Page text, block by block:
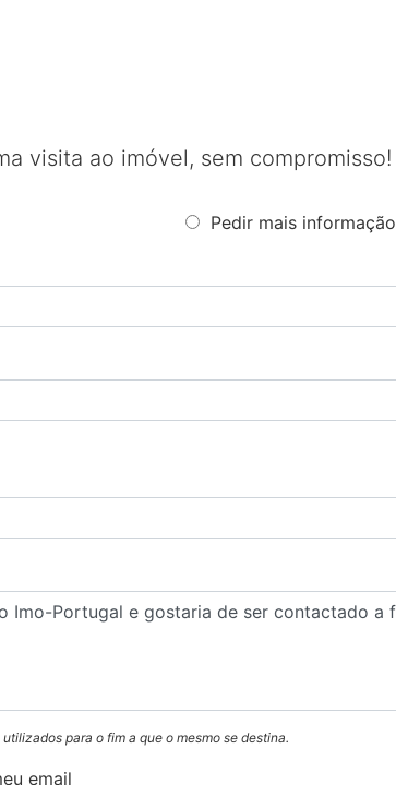
visita ao imóvel, sem compromisso!
Pedir mais informação
para o fim a que o mesmo se destina.
email